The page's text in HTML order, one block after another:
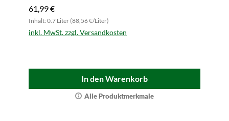
61,99 €
Inhalt: 0.7 Liter (88,56 €/Liter)
inkl. MwSt. zzgl. Versandkosten
In den Warenkorb
Alle Produktmerkmale